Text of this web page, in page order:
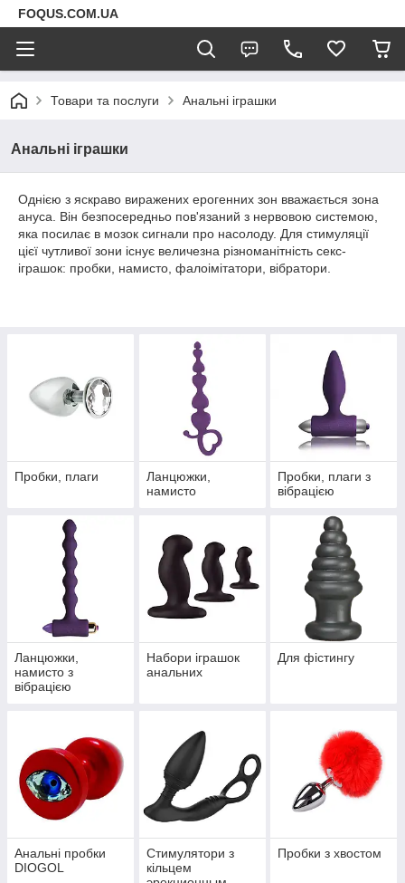
FOQUS.COM.UA
Товари та послуги Анальні іграшки
Анальні іграшки
Однією з яскраво виражених ерогенних зон вважається зона
ануса. Він безпосередньо пов'язаний з нервовою системою,
яка посилає в мозок сигнали про насолоду. Для стимуляції
цієї чутливої зони існує величезна різноманітність секс-
іграшок: пробки, намисто, фалоімітатори, вібратори.
Пробки, плаги
Ланцюжки,
намисто
Пробки, плаги з
вібрацією
Ланцюжки,
намисто з
вібрацією
Набори іграшок
анальних
Для фістингу
Анальні пробки
DIOGOL
Стимулятори з
кільцем
Пробки з хвостом